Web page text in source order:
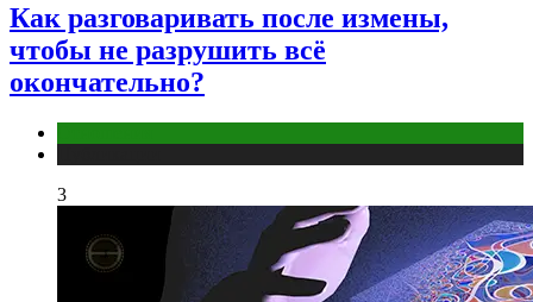
Как разговаривать после измены,
чтобы не разрушить всё
окончательно?
3